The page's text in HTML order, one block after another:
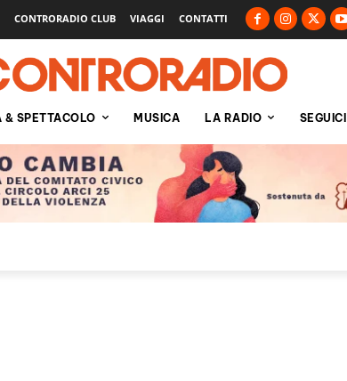
CONTRORADIO CLUB VIAGGI CONTATTI
& SPETTACOLO MUSICA LA RADIO SEGUICI